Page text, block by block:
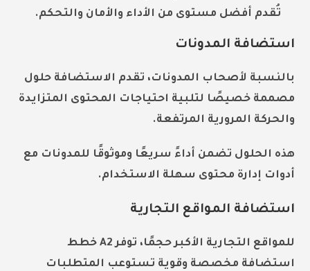
تُقدم أفضل مستوى من الأداء والأمان والتحكم.
استضافة المدونات
بالنسبة لأصحاب المدونات، تقدم الاستضافة حلول
مصممة خصيصًا لتلبية احتياجات المحتوى المتزايدة
والحركة المرورية المرتفعة.
هذه الحلول تضمن أداءً سريعًا وموثوقًا للمدونات مع
أدوات إدارة محتوى سهلة الاستخدام.
استضافة المواقع التجارية
للمواقع التجارية الأكبر حجمًا، توفر A2 خطط
استضافة مخصصة وقوية تستوعب المتطلبات